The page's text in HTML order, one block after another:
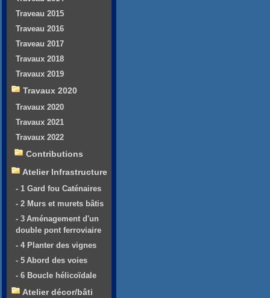
Traveau 2015
Traveau 2016
Traveau 2017
Travaux 2018
Travaux 2019
Travaux 2020
Travaux 2020
Travaux 2021
Travaux 2022
Contributions
Atelier Infrastructure
- 1 Gard fou Caténaires
- 2 Murs et murets bâtis
- 3 Aménagement d'un
double pont ferroviaire
- 4 Planter des vignes
- 5 Abord des voies
- 6 Boucle hélicoïdale
Atelier décor/bâti